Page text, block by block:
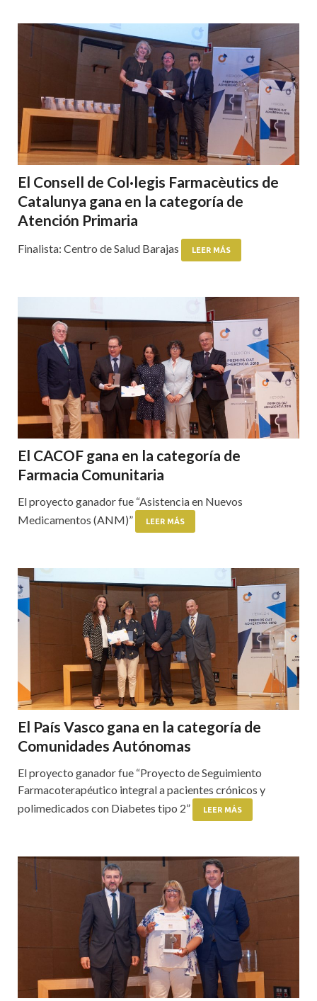
El Consell de Col·legis Farmacèutics de
Catalunya gana en la categoría de
Atención Primaria
Finalista: Centro de Salud Barajas LEER MÁS
El CACOF gana en la categoría de
Farmacia Comunitaria
El proyecto ganador fue “Asistencia en Nuevos
Medicamentos (ANM)”
LEER MÁS
El País Vasco gana en la categoría de
Comunidades Autónomas
El proyecto ganador fue “Proyecto de Seguimiento
Farmacoterapéutico integral a pacientes crónicos y
polimedicados con Diabetes tipo 2”
LEER MÁS